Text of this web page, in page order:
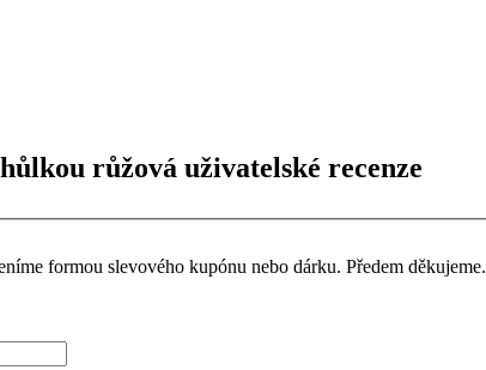
růžová uživatelské recenze
formou slevového kupónu nebo dárku. Předem děkujeme.